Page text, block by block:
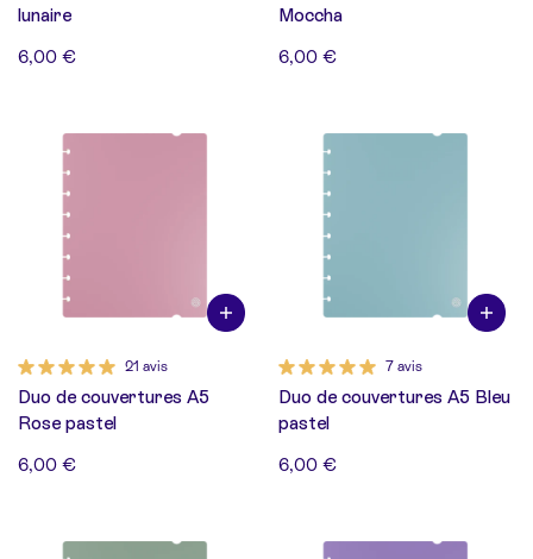
lunaire
6,00 €
Moccha
6,00 €
21 avis
Duo de couvertures A5
Rose pastel
6,00 €
7 avis
Duo de couvertures A5 Bleu
pastel
6,00 €